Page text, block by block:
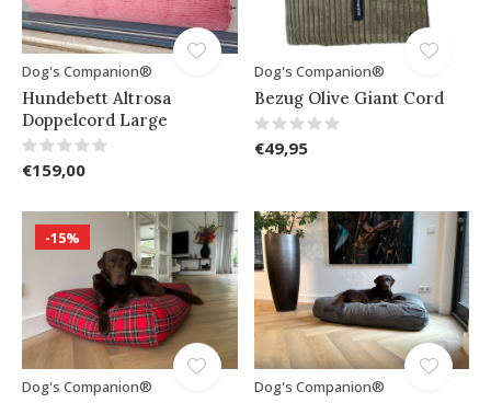
Dog's Companion®
Hundebett Altrosa
Doppelcord Large
€159,00
Dog's Companion®
Bezug Olive Giant Cord
€49,95
-15%
Dog's Companion® Dog's Companion®